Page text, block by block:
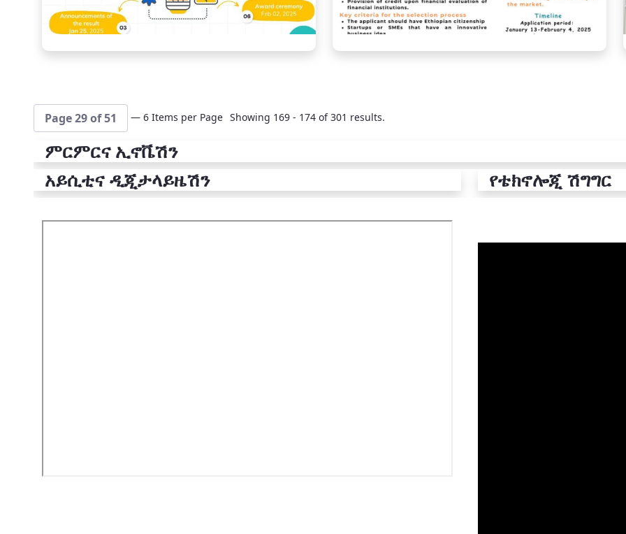
Page 29 of 51 — 6 Items per Page Showing 169 - 174 of 301 results.
ምርምርና ኢኖቬሽን
አይሲቲና ዲጂታላይዜሽን
የቴክኖሎጂ ሽግግር